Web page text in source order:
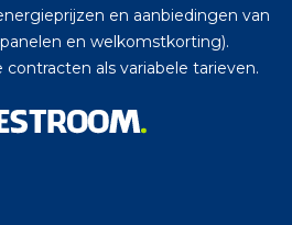
en aanbiedingen van
en welkomstkorting).
contracten als variabele tarieven.